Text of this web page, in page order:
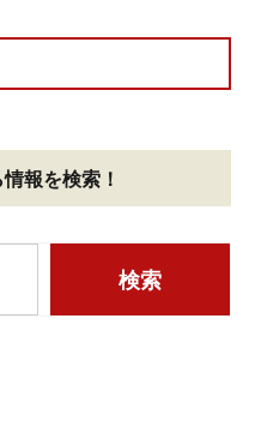
報を検索！